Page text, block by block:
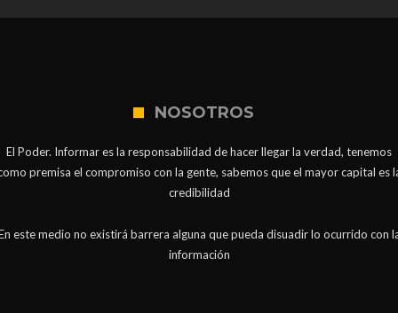
NOSOTROS
El Poder. Informar es la responsabilidad de hacer llegar la verdad, tenemos
premisa el compromiso con la gente, sabemos que el mayor capital es
credibilidad
este medio no existirá barrera alguna que pueda disuadir lo ocurrido con
información